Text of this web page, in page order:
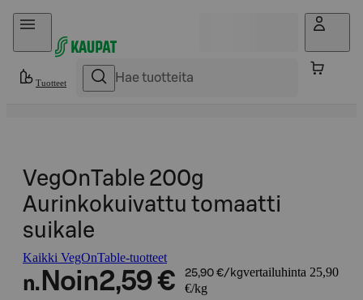
Hyppää sisältöön
Tuotteet
VegOnTable 200g
Aurinkokuivattu tomaatti
suikale
Kaikki VegOnTable-tuotteet
n. Noin2,59 € 25,90 €/kgvertailuhinta 25,90
€/kg